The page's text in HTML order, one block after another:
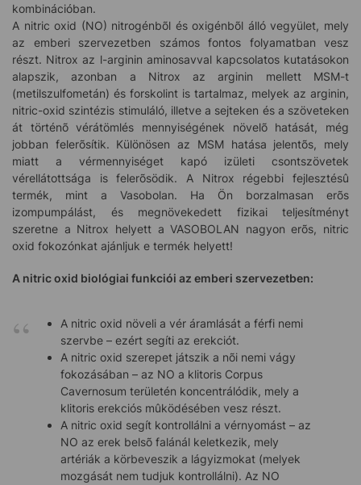
kombinációban.
A nitric oxid (NO) nitrogénbõl és oxigénbõl álló vegyület, mely
az emberi szervezetben számos fontos folyamatban vesz
részt. Nitrox az l-arginin aminosavval kapcsolatos kutatásokon
alapszik, azonban a Nitrox az arginin mellett MSM-t
(metilszulfometán) és forskolint is tartalmaz, melyek az arginin,
nitric-oxid szintézis stimuláló, illetve a sejteken és a szöveteken
át történõ vérátömlés mennyiségének növelõ hatását, még
jobban felerõsítik. Különösen az MSM hatása jelentõs, mely
miatt a vérmennyiséget kapó izületi csontszövetek
vérellátottsága is felerõsödik. A Nitrox régebbi fejlesztésû
termék, mint a Vasobolan. Ha Ön borzalmasan erõs
izompumpálást, és megnövekedett fizikai teljesítményt
szeretne a Nitrox helyett a VASOBOLAN nagyon erõs, nitric
oxid fokozónkat ajánljuk e termék helyett!
A nitric oxid biológiai funkciói az emberi szervezetben:
A nitric oxid növeli a vér áramlását a férfi nemi
szervbe – ezért segíti az erekciót.
A nitric oxid szerepet játszik a nõi nemi vágy
fokozásában – az NO a klitoris Corpus
Cavernosum területén koncentrálódik, mely a
klitoris erekciós mûködésében vesz részt.
A nitric oxid segít kontrollálni a vérnyomást – az
NO az erek belsõ falánál keletkezik, mely
artériák a körbeveszik a lágyizmokat (melyek
mozgását nem tudjuk kontrollálni). Az NO